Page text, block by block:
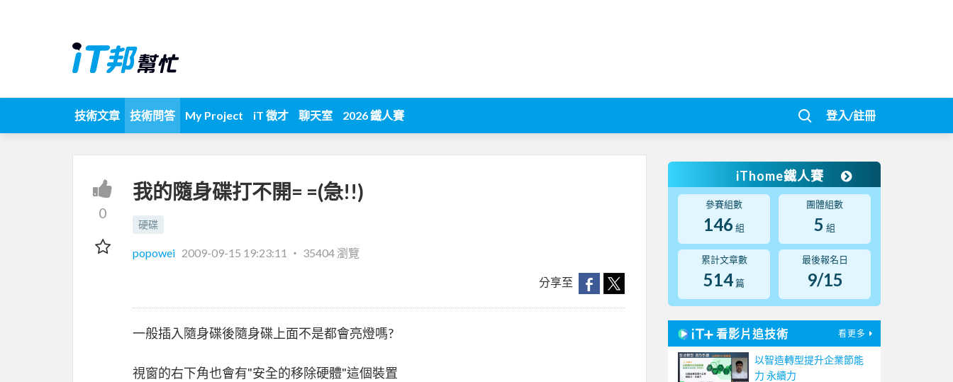
技術文章 技術問答 My Project iT 徵才 聊天室 2026 鐵人賽 登入/註冊
0
我的隨身碟打不開= =(急!!)
硬碟
popowei 2009-09-15 19:23:11 ‧ 35404 瀏覽
分享至
一般插入隨身碟後隨身碟上面不是都會亮燈嗎?
視窗的右下角也會有"安全的移除硬體"這個裝置
iThome鐵人賽
參賽組數
146 組
團體組數
5 組
累計文章數
514 篇
最後報名日
9/15
看影片追技術 看更多
以智造轉型提升企業節能
力 永續力